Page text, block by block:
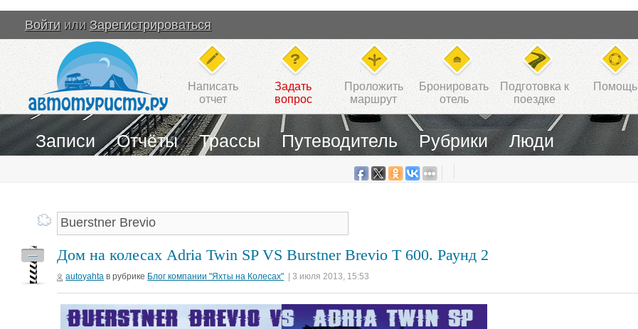
Войти или Зарегистрироваться
Написать
отчет
Задать
вопрос
Проложить
маршрут
Бронировать
отель
Подготовка к
поездке
Помощь
Записи Отчёты Трассы Путеводитель Рубрики Люди
Дом на колесах Adria Twin SP VS Burstner Brevio T 600. Раунд 2
autoyahta в рубрике Блог компании "Яхты на Колесах" | 3 июля 2013, 15:53
—